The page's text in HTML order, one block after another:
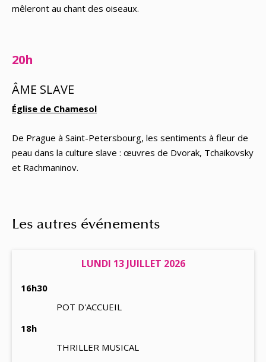
mêleront au chant des oiseaux.
20h
ÂME SLAVE
Église de Chamesol
De Prague à Saint-Petersbourg, les sentiments à fleur de
peau dans la culture slave : œuvres de Dvorak, Tchaikovsky
et Rachmaninov.
Les autres événements
LUNDI 13 JUILLET 2026
16h30
POT D'ACCUEIL
18h
THRILLER MUSICAL